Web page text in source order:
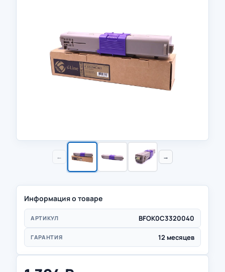
← →
Информация о товаре
АРТИКУЛ BFOK0C3320040
ГАРАНТИЯ 12 месяцев